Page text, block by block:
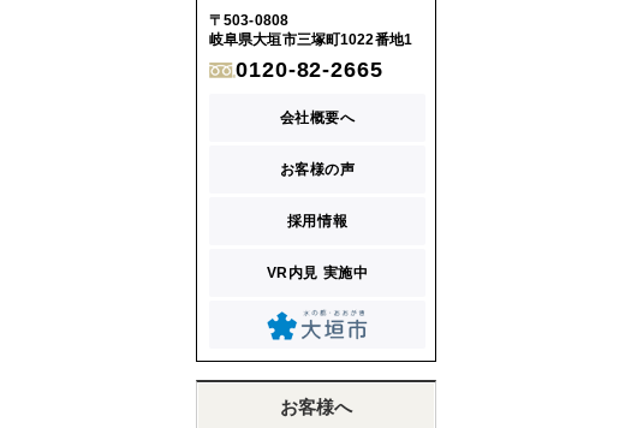
〒503-0808
岐阜県大垣市三塚町1022番地1
0120-82-2665
会社概要へ
お客様の声
採用情報
VR内見 実施中
お客様へ